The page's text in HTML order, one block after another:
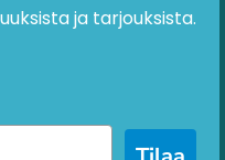
ja tarjouksista.